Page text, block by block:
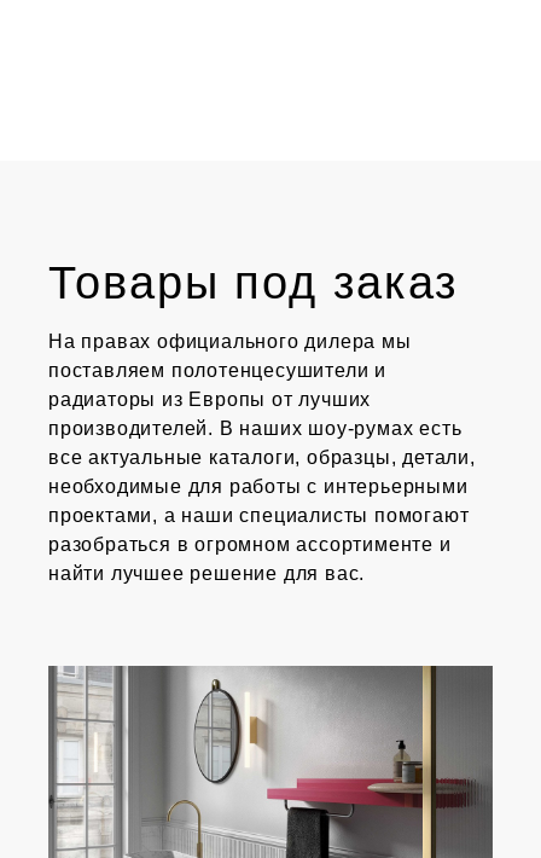
Товары под заказ
На правах официального дилера мы
поставляем полотенцесушители и
радиаторы из Европы от лучших
производителей. В наших шоу-румах есть
все актуальные каталоги, образцы, детали,
необходимые для работы с интерьерными
проектами, а наши специалисты помогают
разобраться в огромном ассортименте и
найти лучшее решение для вас.